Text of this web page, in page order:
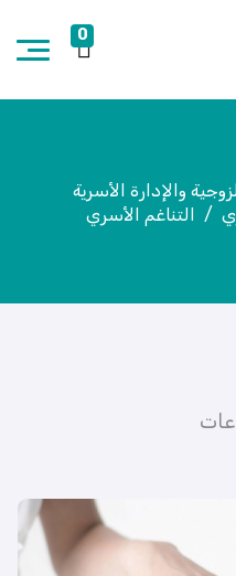
0
والإدارة الأسرية
التناغم الأسري